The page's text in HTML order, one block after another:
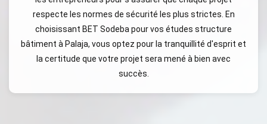
respecte les normes de sécurité les plus strictes. En
choisissant BET Sodeba pour vos études structure
bâtiment à Palaja, vous optez pour la tranquillité d'esprit et
la certitude que votre projet sera mené à bien avec
succès.